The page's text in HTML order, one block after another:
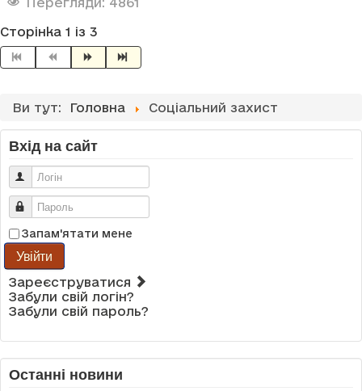
Сторінка 1 із 3
Ви тут: Головна Соціальний захист
Вхід на сайт
Логін
Пароль
Запам'ятати мене
Увійти
Зареєструватися
Забули свій логін?
Забули свій пароль?
Останні новини